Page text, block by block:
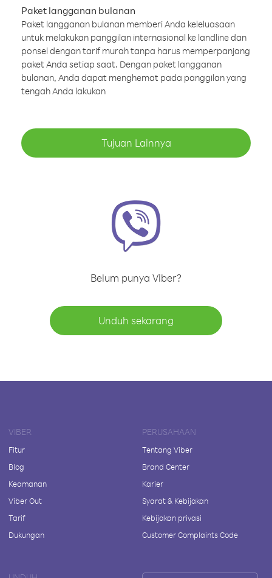
Paket langganan bulanan
Paket langganan bulanan memberi Anda keleluasaan
untuk melakukan panggilan internasional ke landline dan
ponsel dengan tarif murah tanpa harus memperpanjang
paket Anda setiap saat. Dengan paket langganan
bulanan, Anda dapat menghemat pada panggilan yang
tengah Anda lakukan
Tujuan Lainnya
Belum punya Viber?
Unduh sekarang
VIBER
Fitur
Blog
Keamanan
Viber Out
Tarif
Dukungan
PERUSAHAAN
Tentang Viber
Brand Center
Karier
Syarat & Kebijakan
Kebijakan privasi
Customer Complaints Code